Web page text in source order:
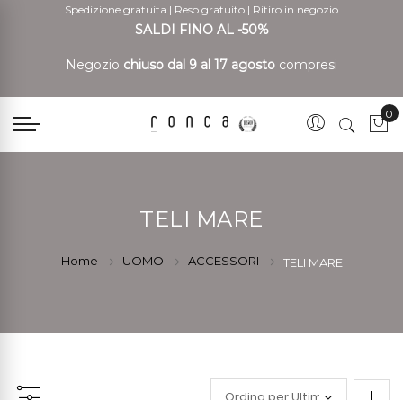
Spedizione gratuita | Reso gratuito | Ritiro in negozio
SALDI FINO AL -50%
Negozio chiuso dal 9 al 17 agosto compresi
0
TELI MARE
Home UOMO ACCESSORI TELI MARE